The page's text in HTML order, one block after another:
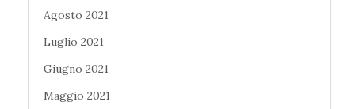
Agosto 2021
Luglio 2021
Giugno 2021
Maggio 2021